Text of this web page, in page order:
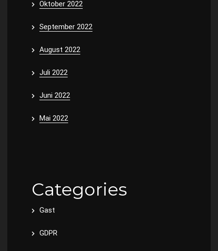
Oktober 2022
September 2022
August 2022
Juli 2022
Juni 2022
Mai 2022
Categories
Gast
GDPR